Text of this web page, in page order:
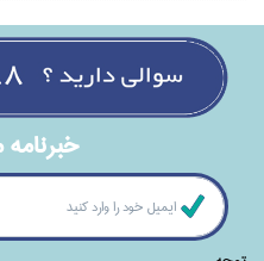
خبرنامه